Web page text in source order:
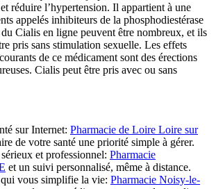
réduire l’hypertension. Il appartient à une
appelés inhibiteurs de la phosphodiestérase
Cialis en ligne peuvent être nombreux, et ils
pris sans stimulation sexuelle. Les effets
de ce médicament sont des érections
Cialis peut être pris avec ou sans
sur Internet: Pharmacie de Loire Loire sur
de votre santé une priorité simple à gérer.
et professionnel: Pharmacie
et un suivi personnalisé, même à distance.
vous simplifie la vie: Pharmacie Noisy-le-